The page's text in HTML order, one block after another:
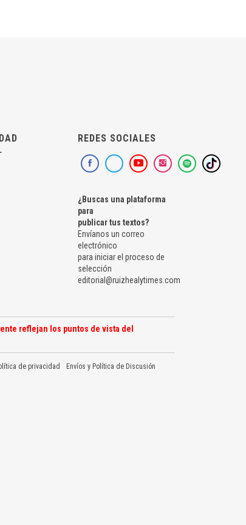
REDES SOCIALES
¿Buscas una plataforma
para
publicar tus textos?
Envíanos un correo
electrónico
para iniciar el proceso de
selección
editorial@ruizhealytimes.com
reflejan los puntos de vista del
de privacidad Envíos y Política de Discusión